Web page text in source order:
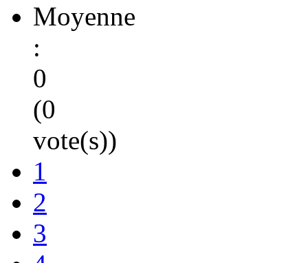
Moyenne
:
0
(0
vote(s))
1
2
3